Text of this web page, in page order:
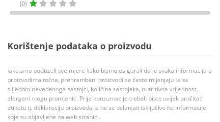
(0)
Korištenje podataka o proizvodu
Iako smo poduzeli sve mjere kako bismo osigurali da je svaka informacija o
proizvodima točna, prehrambeni proizvodi se često mijenjaju te se
slijedom navedenoga sastojci, količina sastojaka, nutritivna vrijednost,
alergeni mogu promjeniti. Prije konzumacije trebali biste uvijek pročitati
etiketu tj. deklaraciju proizvoda, a ne se oslanjati isključivo na informacije
koje su objavljene na web stranici.